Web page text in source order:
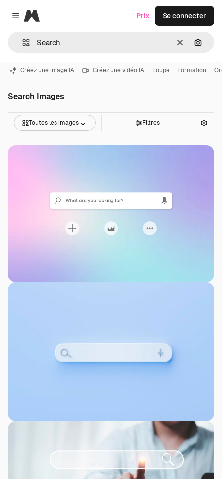
Close menu
Magnific
Effacer
Prix Se connecter
Créez une image IA Créez une vidéo IA Loupe Formation
Search Images
Toutes les images Filtres